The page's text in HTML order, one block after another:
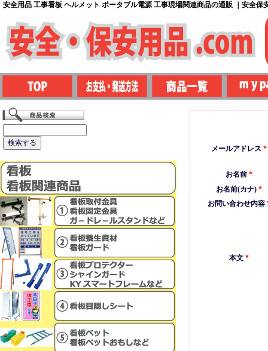
安全用品 工事看板 ヘルメット ポータブル電源 工事現場関連商品の通販 ｜安全保
メールアドレス *
お名前*
お名前(カナ)*
お問い合わせ内容
本文*